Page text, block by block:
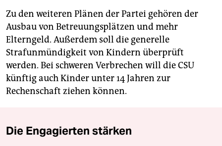
Zu den weiteren Plänen der Partei gehören der
Ausbau von Betreuungsplätzen und mehr
Elterngeld. Außerdem soll die generelle
Strafunmündigkeit von Kindern überprüft
werden. Bei schweren Verbrechen will die CSU
künftig auch Kinder unter 14 Jahren zur
Rechenschaft ziehen können.
Die Engagierten stärken